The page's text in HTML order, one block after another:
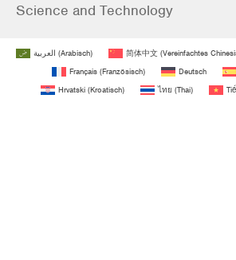
Science and Technology
العربية (Arabisch) 简体中文(Vereinfachtes
Français(Französisch) Deutsch
Hrvatski (Kroatisch) ไทย (Thai)